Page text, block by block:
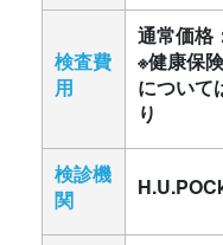
検査費
用
通常価
※健康保
について
り
検診機
関